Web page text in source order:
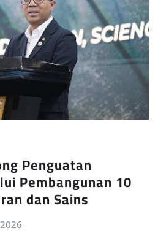
Penguatan
Pembangunan 10
dan Sains